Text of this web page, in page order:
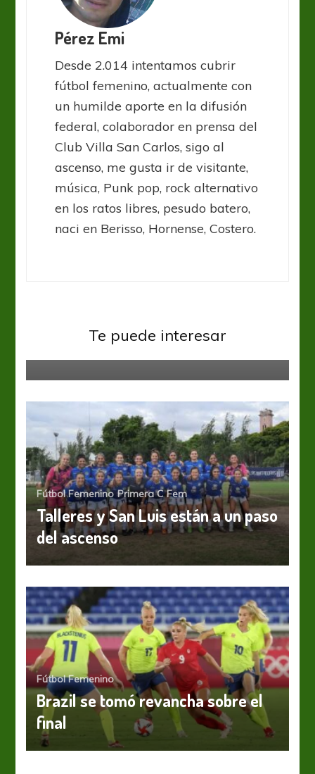
Pérez Emi
Desde 2.014 intentamos cubrir
fútbol femenino, actualmente con
un humilde aporte en la difusión
federal, colaborador en prensa del
Club Villa San Carlos, sigo al
ascenso, me gusta ir de visitante,
música, Punk pop, rock alternativo
en los ratos libres, pesudo batero,
naci en Berisso, Hornense, Costero.
Te puede interesar
Fútbol Femenino Liga Santafesina
Vuelve el fútbol a Santa Fe
Fútbol Femenino Primera C Fem
Talleres y San Luis están a un paso
del ascenso
Fútbol Femenino
Brazil se tomó revancha sobre el
final